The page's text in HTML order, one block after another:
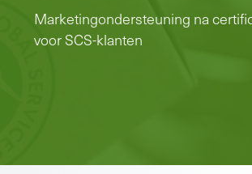
Marketingondersteuning na
voor SCS-klanten